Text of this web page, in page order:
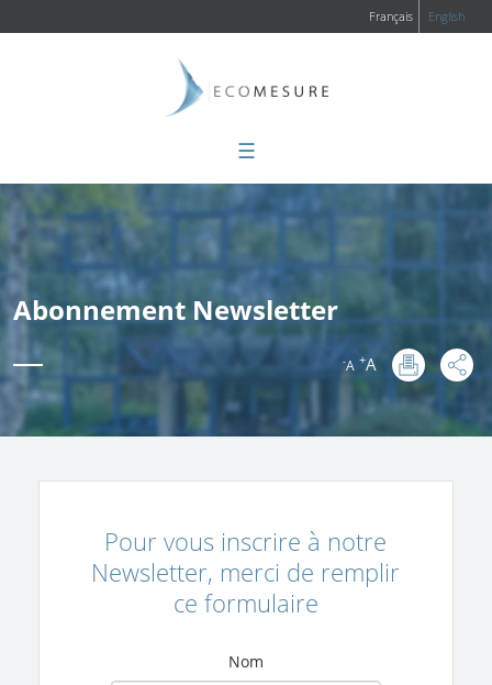
Français English
☰
Abonnement Newsletter
-A +A
:
Pour vous inscrire à notre
Newsletter, merci de remplir
ce formulaire
Nom